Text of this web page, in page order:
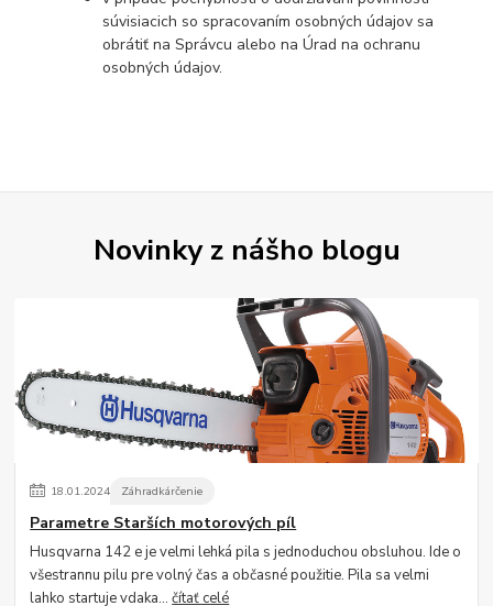
súvisiacich so spracovaním osobných údajov sa
obrátiť na Správcu alebo na Úrad na ochranu
osobných údajov.
Novinky z nášho blogu
18.01.2024 Záhradkárčenie
Parametre Starších motorových píl
Husqvarna 142 e je velmi lehká pila s jednoduchou obsluhou. Ide o
všestrannu pilu pre volný čas a občasné použitie. Pila sa velmi
lahko startuje vdaka...čítať celé